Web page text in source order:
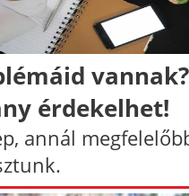
érdekelhet!
annál